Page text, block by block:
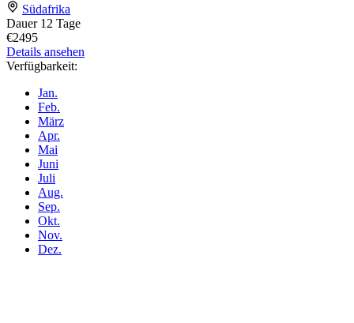
Südafrika
Dauer 12 Tage
€2495
Details ansehen
Verfügbarkeit:
Jan.
Feb.
März
Apr.
Mai
Juni
Juli
Aug.
Sep.
Okt.
Nov.
Dez.